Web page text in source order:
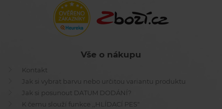
Vše o nákupu
Kontakt
Jak si vybrat barvu nebo určitou variantu produktu
Jak si posunout DATUM DODÁNÍ?
K čemu slouží funkce ,,HLÍDACÍ PES"